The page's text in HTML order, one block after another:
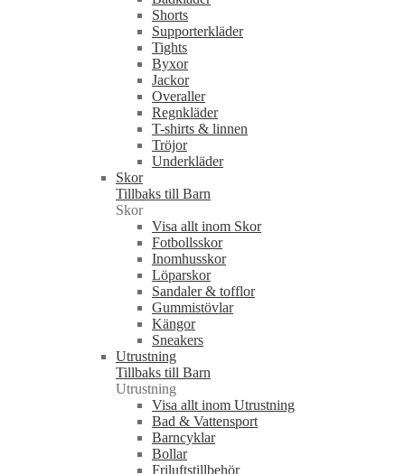
Shorts
Supporterkläder
Tights
Byxor
Jackor
Overaller
Regnkläder
T-shirts & linnen
Tröjor
Underkläder
Skor
Tillbaks till Barn
Skor
Visa allt inom Skor
Fotbollsskor
Inomhusskor
Löparskor
Sandaler & tofflor
Gummistövlar
Kängor
Sneakers
Utrustning
Tillbaks till Barn
Utrustning
Visa allt inom Utrustning
Bad & Vattensport
Barncyklar
Bollar
Friluftstillbehör